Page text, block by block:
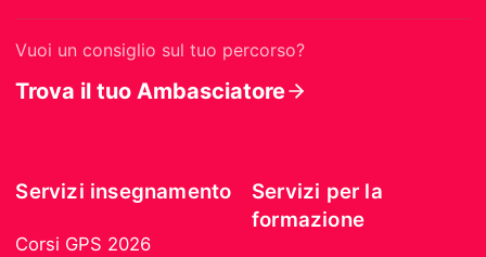
Vuoi un consiglio sul tuo percorso?
Trova il tuo Ambasciatore
Servizi insegnamento
Corsi GPS 2026
Servizi per la
formazione